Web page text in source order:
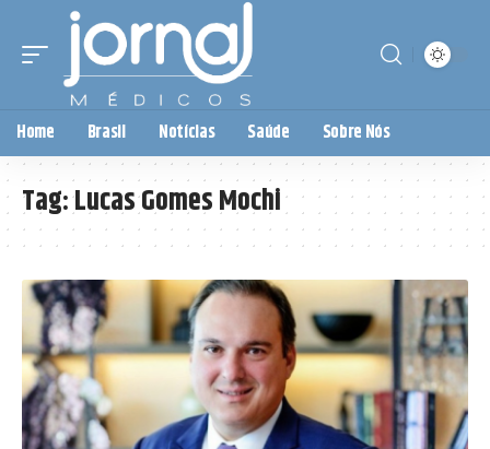
Home Brasil Notícias Saúde Sobre Nós
Tag:Lucas Gomes Mochi